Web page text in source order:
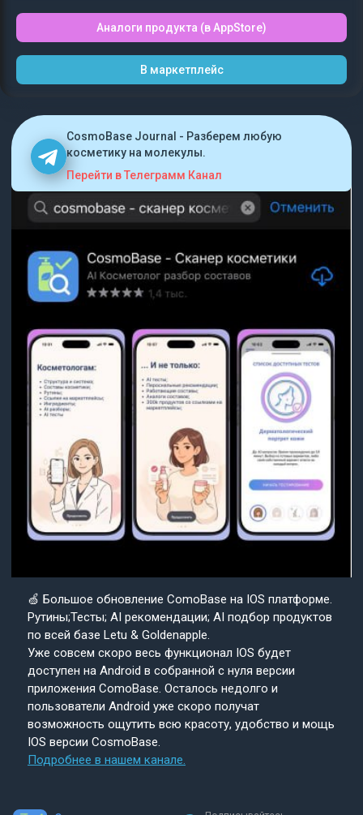
Аналоги продукта (в AppStore)
В маркетплейс
CosmoBase Journal - Разберем любую
косметику на молекулы.
Перейти в Телеграмм Канал
🍏 Большое обновление ComoBase на IOS платформе.
Рутины;Тесты; AI рекомендации; AI подбор продуктов
по всей базе Letu & Goldenapple.
Уже совсем скоро весь функционал IOS будет
доступен на Android в собранной с нуля версии
приложения ComoBase. Осталось недолго и
пользователи Android уже скоро получат
возможность ощутить всю красоту, удобство и мощь
IOS версии CosmoBase.
Подробнее в нашем канале.